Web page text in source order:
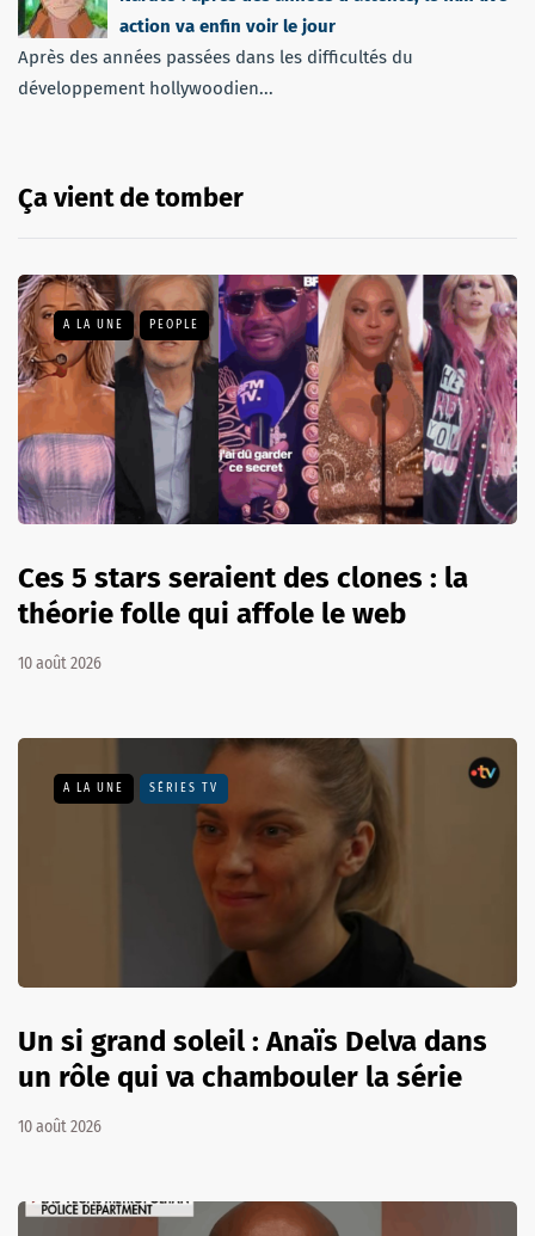
action va enfin voir le jour
Après des années passées dans les difficultés du
développement hollywoodien...
Ça vient de tomber
A LA UNE PEOPLE
Ces 5 stars seraient des clones : la
théorie folle qui affole le web
10 août 2026
A LA UNE SÉRIES TV
Un si grand soleil : Anaïs Delva dans
un rôle qui va chambouler la série
10 août 2026